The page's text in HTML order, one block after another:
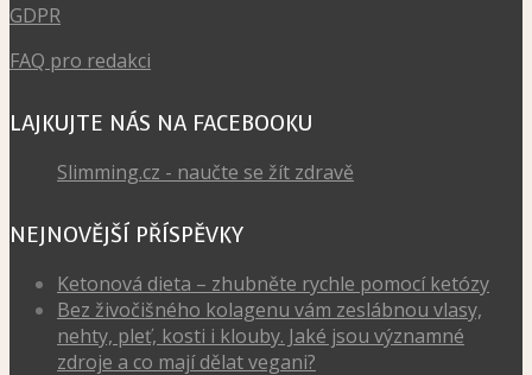
GDPR
FAQ pro redakci
LAJKUJTE NÁS NA FACEBOOKU
Slimming.cz - naučte se žít zdravě
NEJNOVĚJŠÍ PŘÍSPĚVKY
Ketonová dieta – zhubněte rychle pomocí ketózy
Bez živočišného kolagenu vám zeslábnou vlasy,
nehty, pleť, kosti i klouby. Jaké jsou významné
zdroje a co mají dělat vegani?